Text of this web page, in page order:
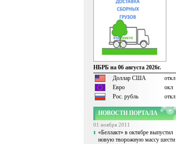
НБРБ на 06 августа 2026г.
Доллар США
откл
Евро
окл
Рос. рубль
откл
НОВОСТИ ПОРТАЛА
01 ноября 2011
«Беллакт» в октябре выпустил
новую творожную массу шести